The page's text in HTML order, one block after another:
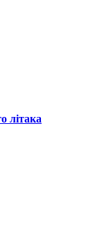
літака